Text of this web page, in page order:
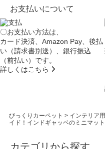
お支払いについて
〇お支払い方法は、
カード決済、Amazon Pay、後払
い（請求書別送）、銀行振込
（前払い）です。
詳しくはこちら
びっくりカーペット > インテリア
イド！インドギャッベのミニマッ
カテゴリから探す